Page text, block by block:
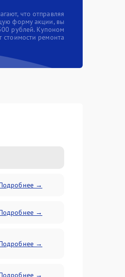
что отправляя
форму акции, вы
рублей. Купоном
стоимости ремонта
→
→
→
→